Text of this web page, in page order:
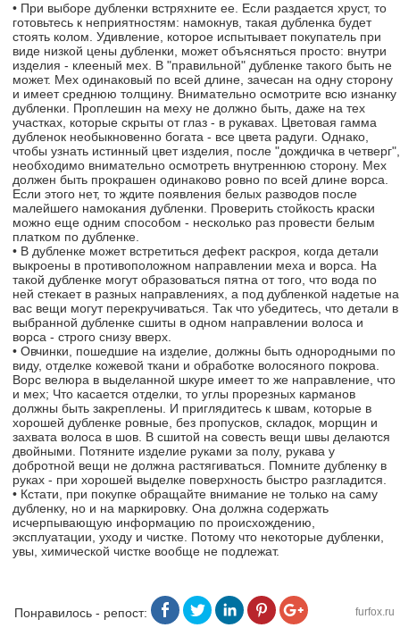
• При выборе дубленки встряхните ее. Если раздается хруст, то
готовьтесь к неприятностям: намокнув, такая дубленка будет
стоять колом. Удивление, которое испытывает покупатель при
виде низкой цены дубленки, может объясняться просто: внутри
изделия - клееный мех. В "правильной" дубленке такого быть не
может. Мех одинаковый по всей длине, зачесан на одну сторону
и имеет среднюю толщину. Внимательно осмотрите всю изнанку
дубленки. Проплешин на меху не должно быть, даже на тех
участках, которые скрыты от глаз - в рукавах. Цветовая гамма
дубленок необыкновенно богата - все цвета радуги. Однако,
чтобы узнать истинный цвет изделия, после "дождичка в четверг",
необходимо внимательно осмотреть внутреннюю сторону. Мех
должен быть прокрашен одинаково ровно по всей длине ворса.
Если этого нет, то ждите появления белых разводов после
малейшего намокания дубленки. Проверить стойкость краски
можно еще одним способом - несколько раз провести белым
платком по дубленке.
• В дубленке может встретиться дефект раскроя, когда детали
выкроены в противоположном направлении меха и ворса. На
такой дубленке могут образоваться пятна от того, что вода по
ней стекает в разных направлениях, а под дубленкой надетые на
вас вещи могут перекручиваться. Так что убедитесь, что детали в
выбранной дубленке сшиты в одном направлении волоса и
ворса - строго снизу вверх.
• Овчинки, пошедшие на изделие, должны быть однородными по
виду, отделке кожевой ткани и обработке волосяного покрова.
Ворс велюра в выделанной шкуре имеет то же направление, что
и мех; Что касается отделки, то углы прорезных карманов
должны быть закреплены. И приглядитесь к швам, которые в
хорошей дубленке ровные, без пропусков, складок, морщин и
захвата волоса в шов. В сшитой на совесть вещи швы делаются
двойными. Потяните изделие руками за полу, рукава у
добротной вещи не должна растягиваться. Помните дубленку в
руках - при хорошей выделке поверхность быстро разгладится.
• Кстати, при покупке обращайте внимание не только на саму
дубленку, но и на маркировку. Она должна содержать
исчерпывающую информацию по происхождению,
эксплуатации, уходу и чистке. Потому что некоторые дубленки,
увы, химической чистке вообще не подлежат.
Понравилось - репост: furfox.ru